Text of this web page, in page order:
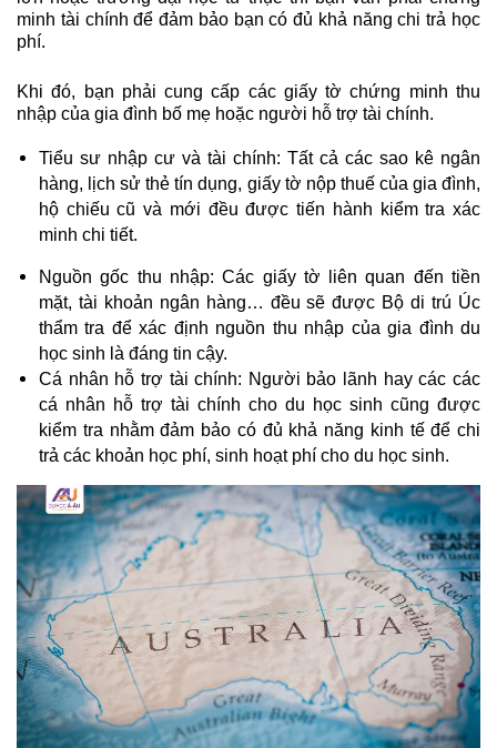
minh tài chính để đảm bảo bạn có đủ khả năng chi trả học
phí.
Khi đó, bạn phải cung cấp các giấy tờ chứng minh thu
nhập của gia đình bố mẹ hoặc người hỗ trợ tài chính.
Tiểu sư nhập cư và tài chính: Tất cả các sao kê ngân
hàng, lịch sử thẻ tín dụng, giấy tờ nộp thuế của gia đình,
hộ chiếu cũ và mới đều được tiến hành kiểm tra xác
minh chi tiết.
Nguồn gốc thu nhập: Các giấy tờ liên quan đến tiền
mặt, tài khoản ngân hàng… đều sẽ được Bộ di trú Úc
thẩm tra để xác định nguồn thu nhập của gia đình du
học sinh là đáng tin cậy.
Cá nhân hỗ trợ tài chính: Người bảo lãnh hay các các
cá nhân hỗ trợ tài chính cho du học sinh cũng được
kiểm tra nhằm đảm bảo có đủ khả năng kinh tế để chi
trả các khoản học phí, sinh hoạt phí cho du học sinh.